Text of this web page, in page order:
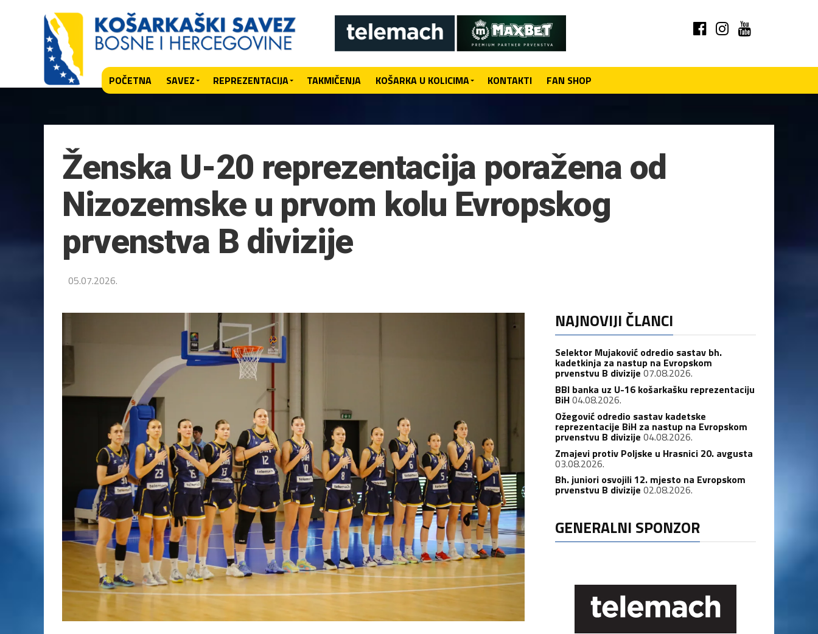
POČETNA SAVEZ REPREZENTACIJA TAKMIČENJA KOŠARKA U KOLICIMA KONTAKTI FAN SHOP
Ženska U-20 reprezentacija poražena od
Nizozemske u prvom kolu Evropskog
prvenstva B divizije
05.07.2026.
NAJNOVIJI ČLANCI
Selektor Mujaković odredio sastav bh.
kadetkinja za nastup na Evropskom
prvenstvu B divizije 07.08.2026.
BBI banka uz U-16 košarkašku reprezentaciju
BiH04.08.2026.
Ožegović odredio sastav kadetske
reprezentacije BiH za nastup na Evropskom
prvenstvu B divizije 04.08.2026.
Zmajevi protiv Poljske u Hrasnici 20. avgusta
03.08.2026.
Bh. juniori osvojili 12. mjesto na Evropskom
prvenstvu B divizije 02.08.2026.
GENERALNI SPONZOR